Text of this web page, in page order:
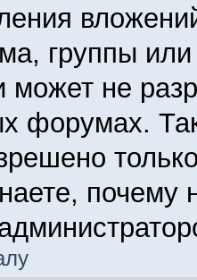
группы
может не
форумах.
почему